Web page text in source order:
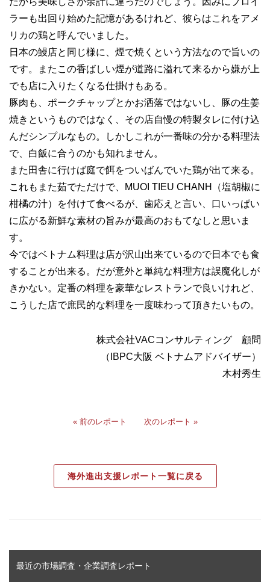
ラーも出回り始めた記憶があるけれど、彼らはこれをアメ
リカの鶏と呼んでいました。
日本の鰻店と同じ様に、煙で焼くという方法なので旨いの
です。またこの香ばしい煙が道路に溢れて来るから嫌が上
でも店に入りたくなる仕掛けもある。
豚肉も、ポークチャップとかお洒落ではないし、豚の生姜
焼きというものではなく、その店自慢の特製タレに付け込
んだシンプルなもの。しかしこれが一番味の分かる料理法
で、白飯に合うのかも知れません。
また田舎に行けば庭で餌をついばんでいた鶏が出て来る。
これもまた茹でただけで、MUOI TIEU CHANH（塩胡椒に
柑橘の汁）を付けて食べるが、歯応えと言い、口いっぱい
に広がる新鮮な素材の旨みが最高のおもてなしと思いま
す。
今ではベトナム料理は店が沢山出来ているので日本でも食
することが出来る。だが意外と単純な料理方は誤魔化しが
きかない。定番の料理を豪華なレストランで良いけれど、
こうした店で庶民的な料理を一度味わって頂きたいもの。
株式会社VACコンサルティング 顧問
（IBPC大阪 ベトナムアドバイザー）
木村秀生
« 前のレポート 次のレポート »
海外進出支援レポート一覧に戻る
最近の市場調査・企業調査レポート